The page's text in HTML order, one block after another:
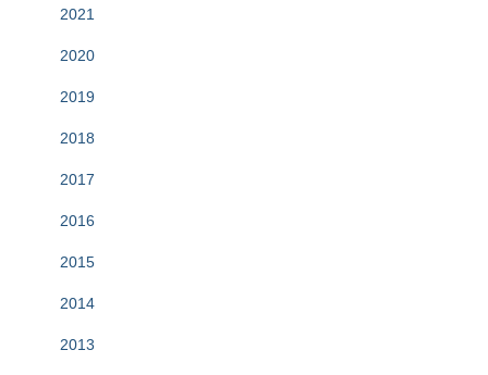
2021
2020
2019
2018
2017
2016
2015
2014
2013